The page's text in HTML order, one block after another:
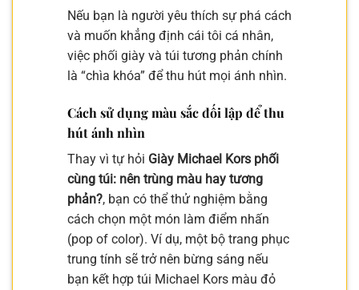
Nếu bạn là người yêu thích sự phá cách
và muốn khẳng định cái tôi cá nhân,
việc phối giày và túi tương phản chính
là “chìa khóa” để thu hút mọi ánh nhìn.
Cách sử dụng màu sắc đối lập để thu
hút ánh nhìn
Thay vì tự hỏi Giày Michael Kors phối
cùng túi: nên trùng màu hay tương
phản?, bạn có thể thử nghiệm bằng
cách chọn một món làm điểm nhấn
(pop of color). Ví dụ, một bộ trang phục
trung tính sẽ trở nên bừng sáng nếu
bạn kết hợp túi Michael Kors màu đỏ